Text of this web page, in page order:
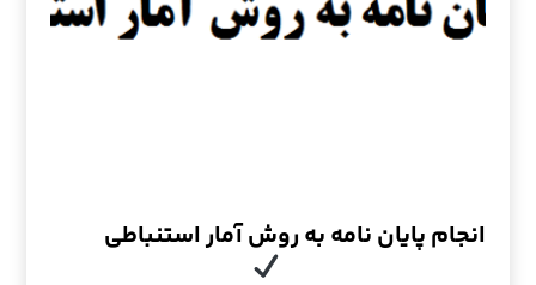
انجام پایان نامه به روش آمار استنباطی